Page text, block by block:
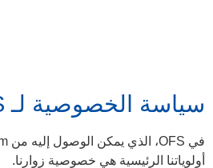
سياسة الخصوصية لـ OFS
أولوياتنا الرئيسية هي خصوصية زوارنا.